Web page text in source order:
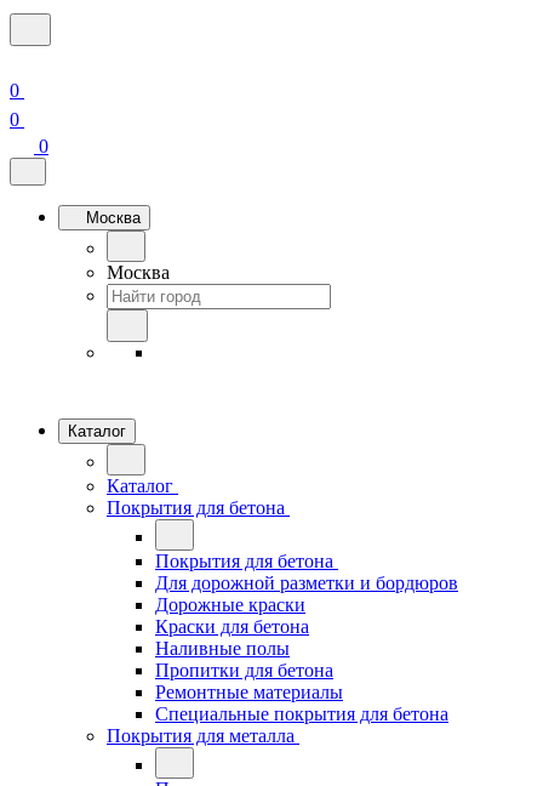
0
0
0
Москва
Москва
Каталог
Каталог
Покрытия для бетона
Покрытия для бетона
Для дорожной разметки и бордюров
Дорожные краски
Краски для бетона
Наливные полы
Пропитки для бетона
Ремонтные материалы
Специальные покрытия для бетона
Покрытия для металла